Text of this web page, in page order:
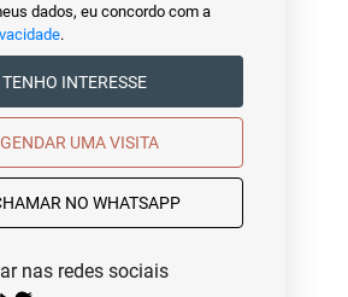
dados, eu concordo com a
.
TENHO INTERESSE
AGENDAR UMA VISITA
NO WHATSAPP
nas redes sociais